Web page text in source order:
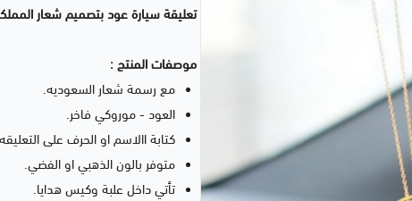
تعليقة سيارة عود بتصميم شعار
موصفات المنتج :
مع رسمة شعار السعوديه.
العود - موروكي فاخر.
كتابة االاسم او الحرف على
متوفر بالون الذهبي او الفضي.
تأتي داخل علبة وكيس هدايا.